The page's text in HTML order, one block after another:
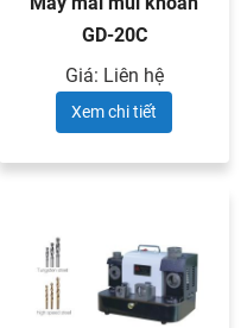
GD-20C
Giá: Liên hệ
Xem chi tiết